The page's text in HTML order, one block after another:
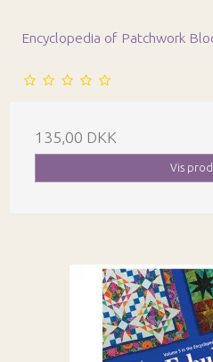
Encyclopedia of Patchwork
135,00 DKK
Vis